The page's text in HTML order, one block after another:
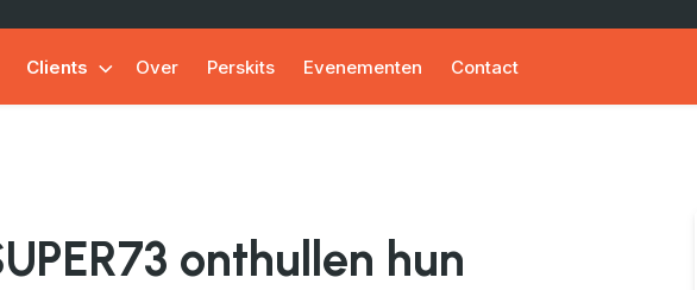
Clients Over Perskits Evenementen Contact
onthullen hun